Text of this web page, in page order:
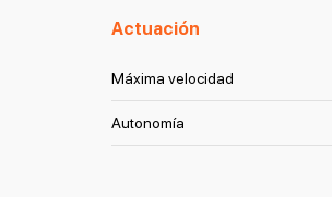
Actuación
Máxima velocidad
Autonomía